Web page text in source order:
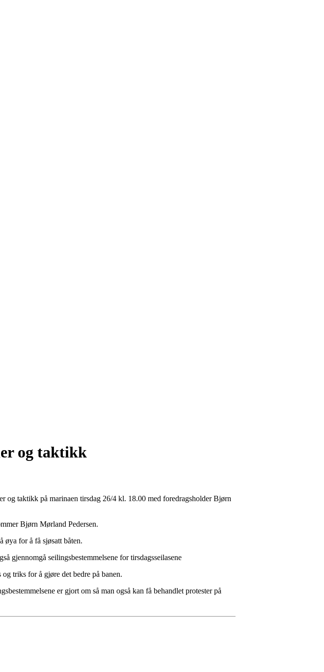
og taktikk
og taktikk på marinaen tirsdag 26/4 kl. 18.00 med foredragsholder Bjørn
Bjørn Mørland Pedersen.
øya for å få sjøsatt båten.
gjennomgå seilingsbestemmelsene for tirsdagsseilasene
triks for å gjøre det bedre på banen.
er gjort om så man også kan få behandlet protester på